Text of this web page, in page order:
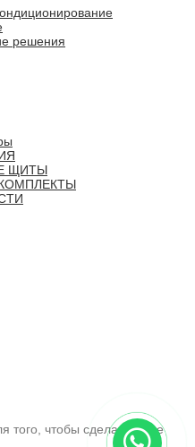
решения
ЩИТЫ
того, чтобы сделать ваше